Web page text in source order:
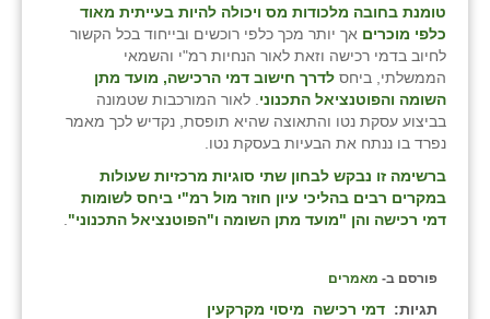
טומנת בחובה מלכודות מס ויכולה להיות בעייתית מאוד
כלפי מוכרים אך יותר מכך כלפי רוכשים ובייחוד בכל הקשור
לחיוב בדמי רכישה וזאת לאור הנחיות רמ"י והשמאי
הממשלתי, ביחס לדרך חישוב דמי הרכישה, מועד מתן
השומה והפוטנציאל התכנוני . לאור המורכבות שטמונה
בביצוע עסקת נטו והתאוצה שהיא תופסת, נקדיש לכך מאמר
נפרד בו ננתח את הבעיות בעסקת נטו.
ברשימה זו נבקש לבחון שתי סוגיות מרכזיות שעולות
במקרים רבים בהליכי עיון חוזר מול רמ"י ביחס לשומות
דמי רכישה והן "מועד מתן השומה ו"הפוטנציאל התכנוני"
פורסם ב- מאמרים
תגיות: דמי רכישה מיסוי מקרקעין